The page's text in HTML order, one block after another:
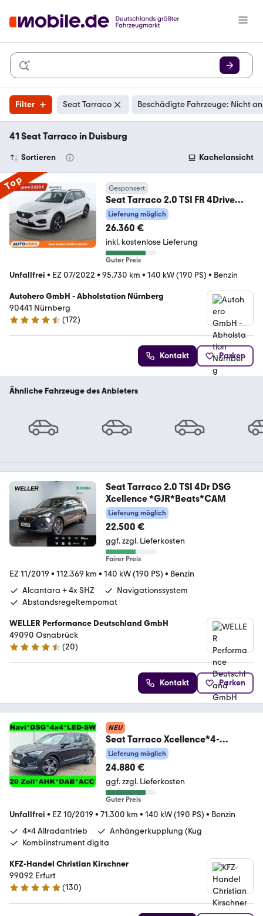
Filter Seat Tarraco Beschädigte Fahrzeuge: Nicht
41 Seat Tarraco in Duisburg
Sortieren Kachelansicht
Top Gesponsert
Seat Tarraco 2.0 TSI FR 4Drive
Aut.*NAVI*LED*ACC*ALU*
Lieferung möglich
26.360 €
inkl. kostenlose Lieferung
Guter Preis
Unfallfrei • EZ 07/2022 • 95.730 km • 140 kW (190 PS) • Benzin
Autohero GmbH - Abholstation Nürnberg
90441 Nürnberg
4.5 Sterne
(172)
Kontakt Parken
Ähnliche Fahrzeuge des Anbieters
Seat Tarraco 2.0 TSI 4Dr DSG
Xcellence *GJR*Beats*CAM
Lieferung möglich
22.500 €
ggf. zzgl. Lieferkosten
Fairer Preis
EZ 11/2019 • 112.369 km • 140 kW (190 PS) • Benzin
Alcantara + 4x SHZ
Navigationssystem
Abstandsregeltempomat
WELLER Performance Deutschland GmbH
49090 Osnabrück
4.5 Sterne
(20)
Kontakt Parken
NEU
Seat Tarraco Xcellence*4-
Drive*AHK*ACC*LED*DAB
Lieferung möglich
24.880 €
ggf. zzgl. Lieferkosten
Guter Preis
Unfallfrei • EZ 10/2019 • 71.300 km • 140 kW (190 PS) • Benzin
4x4 Allradantrieb
Anhängerkupplung (Kug
Kombiinstrument digita
KFZ-Handel Christian Kirschner
99092 Erfurt
5 Sterne
(130)